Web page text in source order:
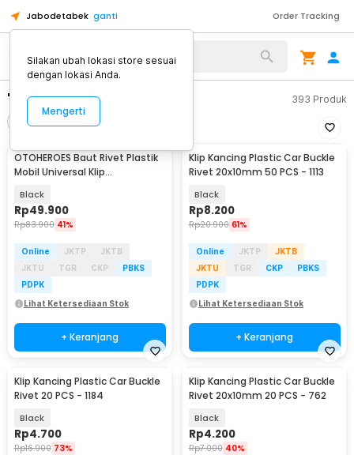
Jabodetabek ganti Order Tracking
"plastik klip" 393 Produk
Urutkan
OTOHEROES Baut Rivet Plastik
Mobil Universal Klip
Black
Rp49.900
Rp83.900 41%
Online JKTP
JKTB
JKTU
TGR CKP
PBKS
PDPK
Lihat Ketersediaan Stok
+ Keranjang
Klip Kancing Plastic Car Buckle
Rivet 20x10mm 50 PCS - 1113
Black
Rp8.200
Rp20.900 61%
Online JKTP
JKTB
JKTU
TGR CKP
PBKS
PDPK
Lihat Ketersediaan Stok
+ Keranjang
Klip Kancing Plastic Car Buckle
Rivet 20 PCS - 1184
Black
Rp4.700
Rp16.900 73%
Klip Kancing Plastic Car Buckle
Rivet 20x10mm 20 PCS - 762
Black
Rp4.200
Rp7.000 40%
Silakan ubah lokasi store sesuai
dengan lokasi Anda.
Mengerti